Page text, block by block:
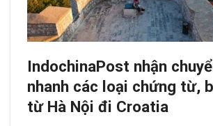
IndochinaPost nhận
nhanh các loại chứng từ,
từ Hà Nội đi Croatia